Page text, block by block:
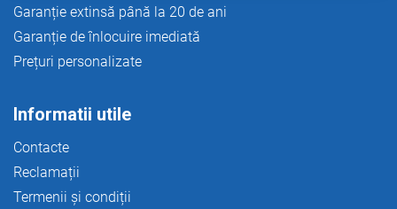
Garanție extinsă până la 20 de ani
Garanție de înlocuire imediată
Prețuri personalizate
Informatii utile
Contacte
Reclamații
Termenii și condiții